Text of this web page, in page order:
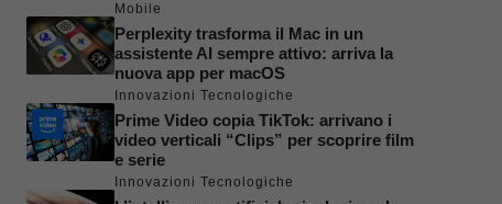
Mobile
Perplexity trasforma il Mac in un
assistente AI sempre attivo: arriva la
nuova app per macOS
Innovazioni Tecnologiche
Prime Video copia TikTok: arrivano i
video verticali “Clips” per scoprire film
e serie
Innovazioni Tecnologiche